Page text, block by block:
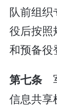
队前组
役后按照
和预备役
第七条
信息共享